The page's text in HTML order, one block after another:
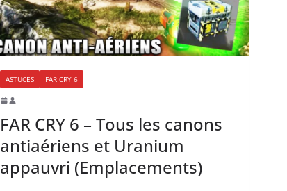
ASTUCES FAR CRY 6
FAR CRY 6 – Tous les canons
antiaériens et Uranium
appauvri (Emplacements)